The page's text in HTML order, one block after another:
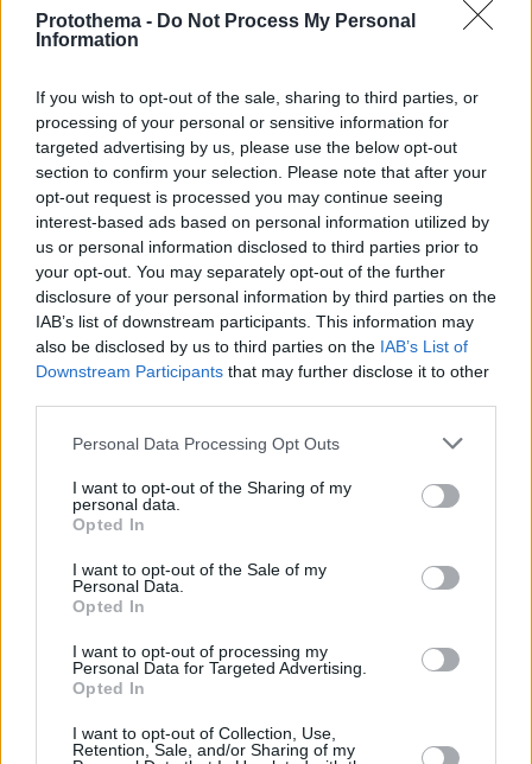
Protothema - Do Not Process My Personal
Information
If you wish to opt-out of the sale, sharing to third parties, or
processing of your personal or sensitive information for
targeted advertising by us, please use the below opt-out
section to confirm your selection. Please note that after your
opt-out request is processed you may continue seeing
interest-based ads based on personal information utilized by
us or personal information disclosed to third parties prior to
your opt-out. You may separately opt-out of the further
disclosure of your personal information by third parties on the
IAB’s list of downstream participants. This information may
also be disclosed by us to third parties on the IAB’s List of
Downstream Participants that may further disclose it to other
Please note that this website/app uses one or more Google
not limited to your visit or usage behaviour. You may click to
grant or deny consent to Google and its third-party tags to
use your data for below specified purposes in below Google
consent section.
Personal Data Processing Opt Outs
I want to opt-out of the Sharing of my
personal data.
Opted In
I want to opt-out of the Sale of my
Personal Data.
Opted In
I want to opt-out of processing my
Personal Data for Targeted Advertising.
Opted In
I want to opt-out of Collection, Use,
Retention, Sale, and/or Sharing of my
Χάλκινο μετάλλιο στα 4χ100μ ελεύθερο ανδρών η
Ελλάδα στο Ευρωπαϊκό πρωτάθλημα κολύμβησης -
Βίντεο
Ο Απόστολος Χρήστου, ο Στέργιος Μπίλας, ο
Κριστιάν Γκολομέεβ και ο Ανδρέας Βαζαίος έδωσαν
μάχη μέχρι το τέλος και τερμάτισαν σε 3:13.73, πίσω
από τη Σερβία (3:12.90) και την Πολωνία (3:13.25)